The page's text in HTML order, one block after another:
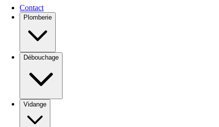
Contact
Plomberie
Débouchage
Vidange